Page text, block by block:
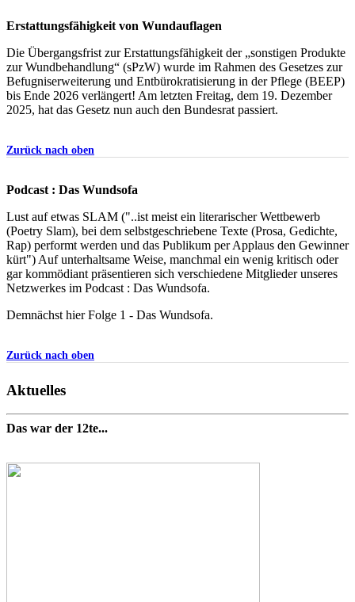
Erstattungsfähigkeit von Wundauflagen
Die Übergangsfrist zur Erstattungsfähigkeit der „sonstigen Produkte
zur Wundbehandlung“ (sPzW) wurde im Rahmen des Gesetzes zur
Befugniserweiterung und Entbürokratisierung in der Pflege (BEEP)
bis Ende 2026 verlängert! Am letzten Freitag, dem 19. Dezember
2025, hat das Gesetz nun auch den Bundesrat passiert.
Zurück nach oben
Podcast : Das Wundsofa
Lust auf etwas SLAM ("..ist meist ein literarischer Wettbewerb
(Poetry Slam), bei dem selbstgeschriebene Texte (Prosa, Gedichte,
Rap) performt werden und das Publikum per Applaus den Gewinner
kürt") Auf unterhaltsame Weise, manchmal ein wenig kritisch oder
gar kommödiant präsentieren sich verschiedene Mitglieder unseres
Netzwerkes im Podcast : Das Wundsofa.
Demnächst hier Folge 1 - Das Wundsofa.
Zurück nach oben
Aktuelles
Das war der 12te...